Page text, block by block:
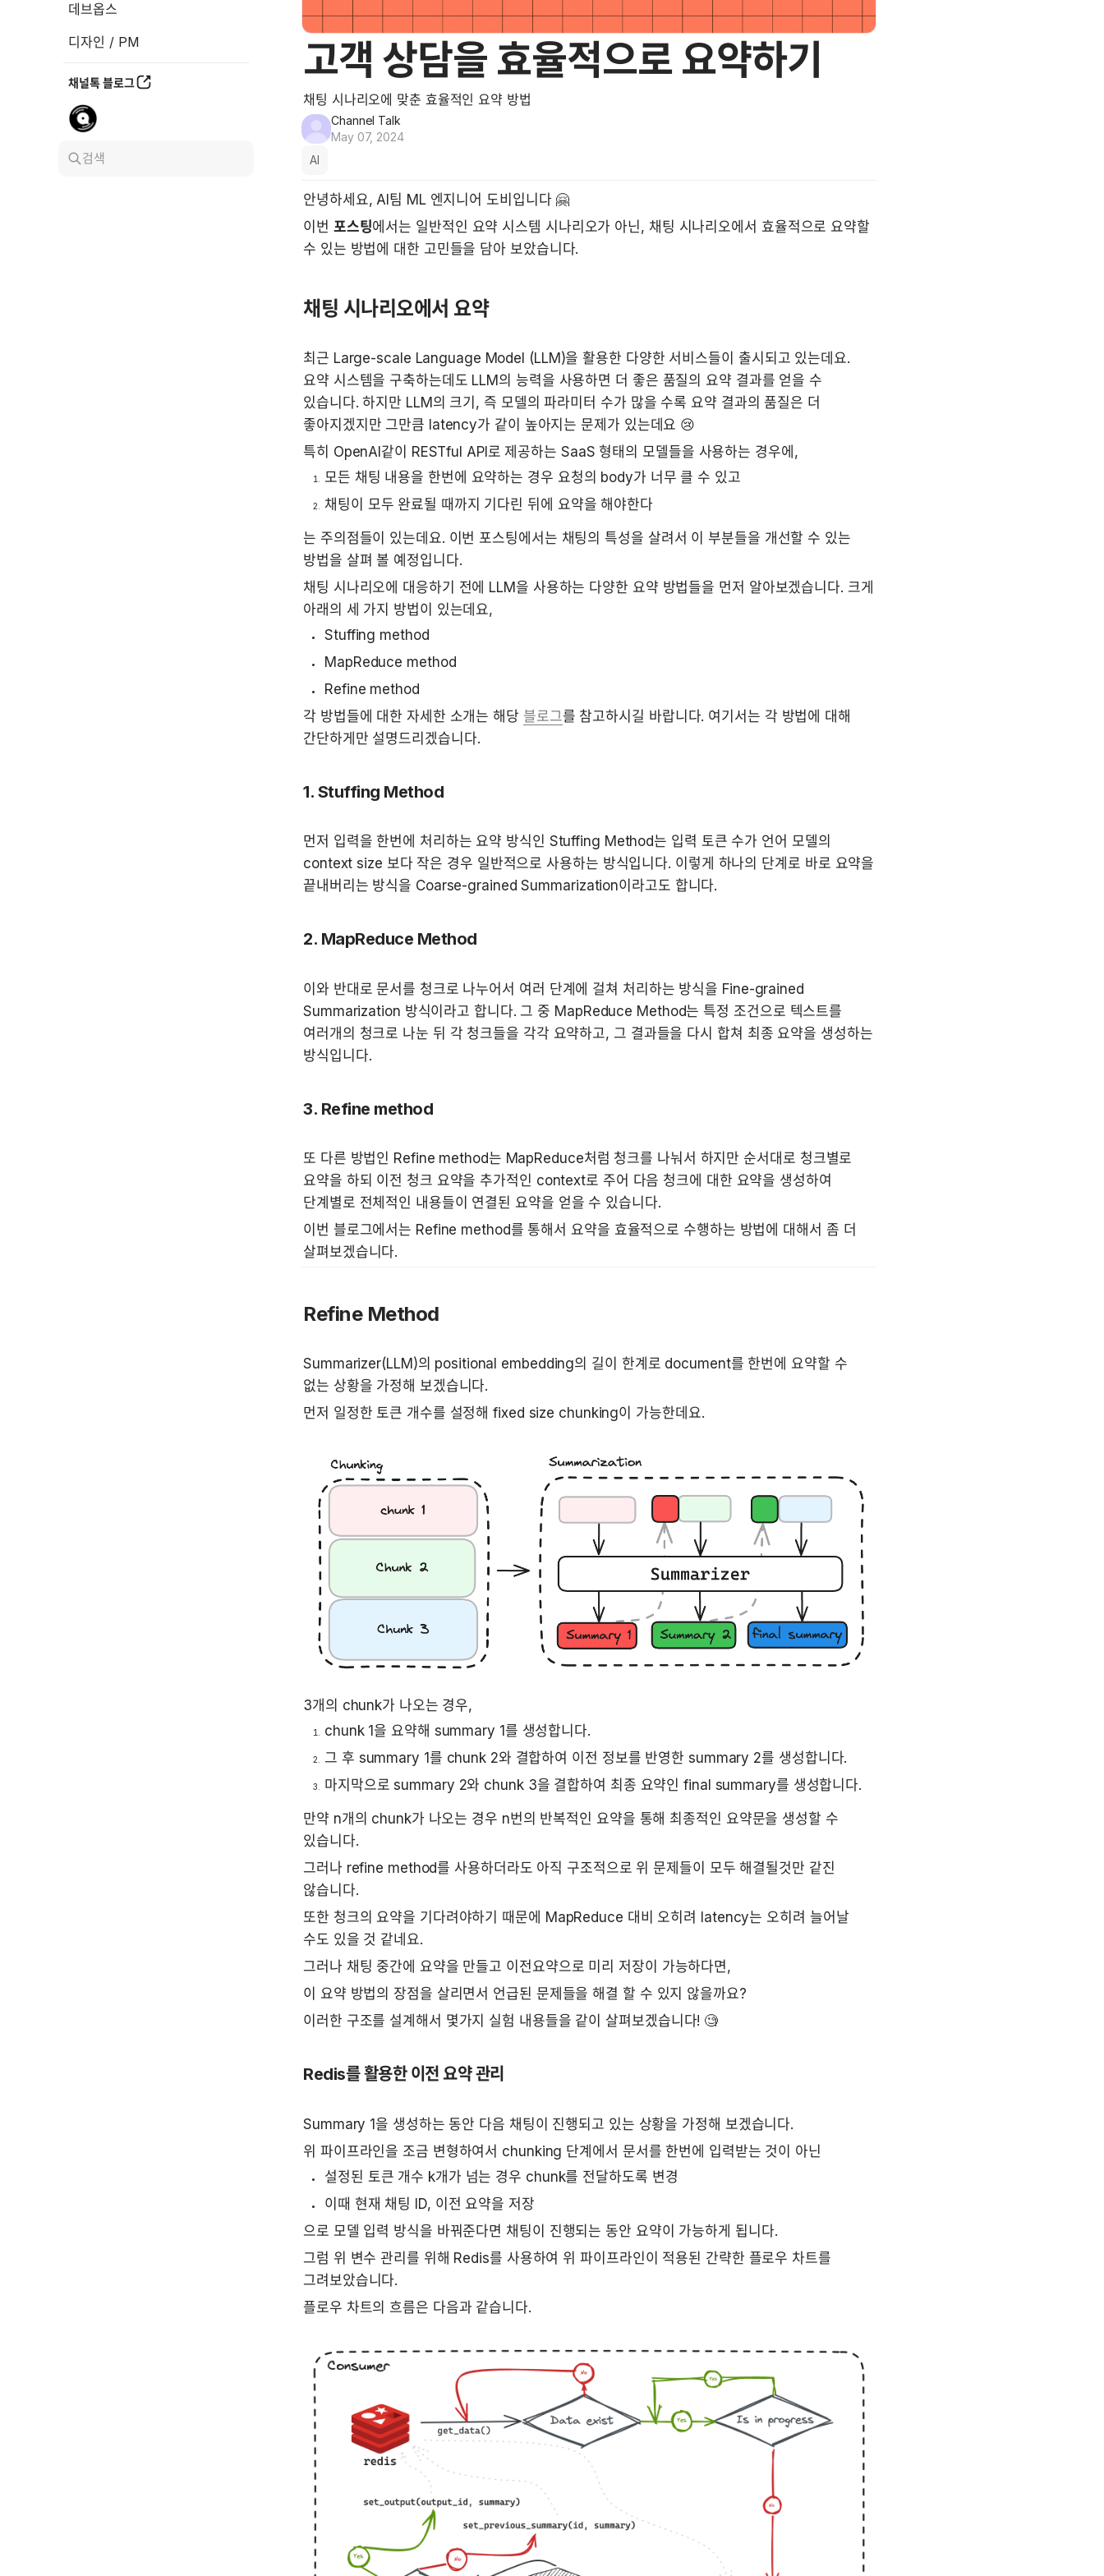
데브옵스
디자인 / PM
채널톡 블로그
검색
고객 상담을 효율적으로 요약하기
채팅 시나리오에 맞춘 효율적인 요약 방법
Channel Talk
May 07, 2024
AI
안녕하세요, AI팀 ML 엔지니어 도비입니다 🤗
이번 포스팅에서는 일반적인 요약 시스템 시나리오가 아닌, 채팅 시나리오에서 효율적으로 요약할
수 있는 방법에 대한 고민들을 담아 보았습니다.
채팅 시나리오에서 요약
최근 Large-scale Language Model (LLM)을 활용한 다양한 서비스들이 출시되고 있는데요.
요약 시스템을 구축하는데도 LLM의 능력을 사용하면 더 좋은 품질의 요약 결과를 얻을 수
있습니다. 하지만 LLM의 크기, 즉 모델의 파라미터 수가 많을 수록 요약 결과의 품질은 더
좋아지겠지만 그만큼 latency가 같이 높아지는 문제가 있는데요 😢
특히 OpenAI같이 RESTful API로 제공하는 SaaS 형태의 모델들을 사용하는 경우에,
모든 채팅 내용을 한번에 요약하는 경우 요청의 body가 너무 클 수 있고
채팅이 모두 완료될 때까지 기다린 뒤에 요약을 해야한다
는 주의점들이 있는데요. 이번 포스팅에서는 채팅의 특성을 살려서 이 부분들을 개선할 수 있는
방법을 살펴 볼 예정입니다.
채팅 시나리오에 대응하기 전에 LLM을 사용하는 다양한 요약 방법들을 먼저 알아보겠습니다. 크게
아래의 세 가지 방법이 있는데요,
Stuffing method
MapReduce method
Refine method
각 방법들에 대한 자세한 소개는 해당 블로그를 참고하시길 바랍니다. 여기서는 각 방법에 대해
간단하게만 설명드리겠습니다.
1. Stuffing Method
먼저 입력을 한번에 처리하는 요약 방식인 Stuffing Method는 입력 토큰 수가 언어 모델의
context size 보다 작은 경우 일반적으로 사용하는 방식입니다. 이렇게 하나의 단계로 바로 요약을
끝내버리는 방식을 Coarse-grained Summarization이라고도 합니다.
2. MapReduce Method
이와 반대로 문서를 청크로 나누어서 여러 단계에 걸쳐 처리하는 방식을 Fine-grained
Summarization 방식이라고 합니다. 그 중 MapReduce Method는 특정 조건으로 텍스트를
여러개의 청크로 나눈 뒤 각 청크들을 각각 요약하고, 그 결과들을 다시 합쳐 최종 요약을 생성하는
방식입니다.
3. Refine method
또 다른 방법인 Refine method는 MapReduce처럼 청크를 나눠서 하지만 순서대로 청크별로
요약을 하되 이전 청크 요약을 추가적인 context로 주어 다음 청크에 대한 요약을 생성하여
단계별로 전체적인 내용들이 연결된 요약을 얻을 수 있습니다.
이번 블로그에서는 Refine method를 통해서 요약을 효율적으로 수행하는 방법에 대해서 좀 더
살펴보겠습니다.
Refine Method
Summarizer(LLM)의 positional embedding의 길이 한계로 document를 한번에 요약할 수
없는 상황을 가정해 보겠습니다.
먼저 일정한 토큰 개수를 설정해 fixed size chunking이 가능한데요.
3개의 chunk가 나오는 경우,
chunk 1을 요약해 summary 1를 생성합니다.
그 후 summary 1를 chunk 2와 결합하여 이전 정보를 반영한 summary 2를 생성합니다.
마지막으로 summary 2와 chunk 3을 결합하여 최종 요약인 final summary를 생성합니다.
만약 n개의 chunk가 나오는 경우 n번의 반복적인 요약을 통해 최종적인 요약문을 생성할 수
있습니다.
그러나 refine method를 사용하더라도 아직 구조적으로 위 문제들이 모두 해결될것만 같진
않습니다.
또한 청크의 요약을 기다려야하기 때문에 MapReduce 대비 오히려 latency는 오히려 늘어날
수도 있을 것 같네요.
그러나 채팅 중간에 요약을 만들고 이전요약으로 미리 저장이 가능하다면,
이 요약 방법의 장점을 살리면서 언급된 문제들을 해결 할 수 있지 않을까요?
이러한 구조를 설계해서 몇가지 실험 내용들을 같이 살펴보겠습니다! 🧐
Redis를 활용한 이전 요약 관리
Summary 1을 생성하는 동안 다음 채팅이 진행되고 있는 상황을 가정해 보겠습니다.
위 파이프라인을 조금 변형하여서 chunking 단계에서 문서를 한번에 입력받는 것이 아닌
설정된 토큰 개수 k개가 넘는 경우 chunk를 전달하도록 변경
이때 현재 채팅 ID, 이전 요약을 저장
으로 모델 입력 방식을 바꿔준다면 채팅이 진행되는 동안 요약이 가능하게 됩니다.
그럼 위 변수 관리를 위해 Redis를 사용하여 위 파이프라인이 적용된 간략한 플로우 차트를
그려보았습니다.
플로우 차트의 흐름은 다음과 같습니다.